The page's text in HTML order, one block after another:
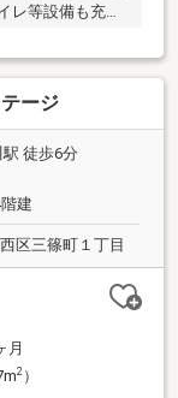
レ等設備も充…
ージ
徒歩6分
建
区三篠町１丁目
月
2）